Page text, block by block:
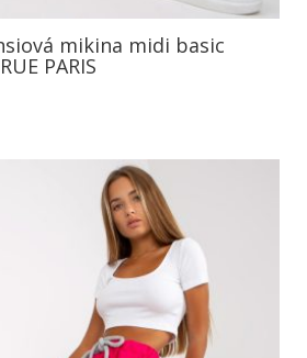
mikina midi basic
PARIS